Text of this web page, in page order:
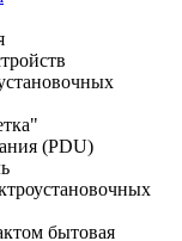
(PDU)
бытовая